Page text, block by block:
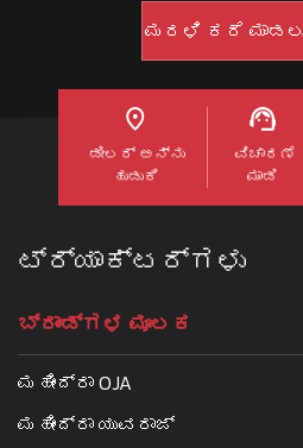
ಡೀಲರ್ ಅನ್ನು
ಹುಡುಕಿ
ವಿಚಾರಣೆ
ಮಾಡಿ
ಟ್ರ್ಯಾಕ್ಟರ್ಗಳು
ಬ್ರಾಂಡ್ಗಳ ಮೂಲಕ
ಮಹೀಂದ್ರಾ OJA
ಮಹೀಂದ್ರಾ ಯುವರಾಜ್